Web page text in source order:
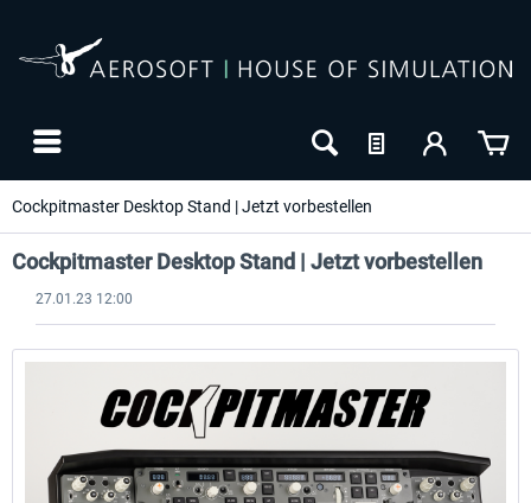
Cockpitmaster Desktop Stand | Jetzt vorbestellen
Cockpitmaster Desktop Stand | Jetzt vorbestellen
27.01.23 12:00